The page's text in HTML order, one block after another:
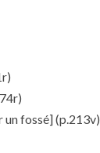
un fossé](p.213v)